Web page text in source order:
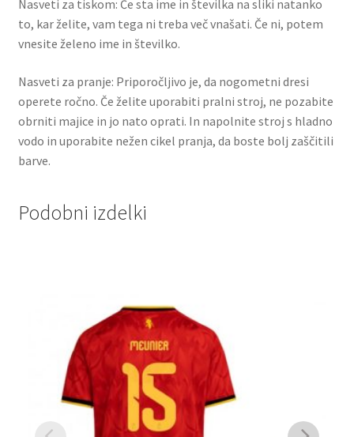
Nasveti za tiskom: Če sta ime in številka na sliki natanko
to, kar želite, vam tega ni treba več vnašati. Če ni, potem
vnesite želeno ime in številko.
Nasveti za pranje: Priporočljivo je, da nogometni dresi
operete ročno. Če želite uporabiti pralni stroj, ne pozabite
obrniti majice in jo nato oprati. In napolnite stroj s hladno
vodo in uporabite nežen cikel pranja, da boste bolj zaščitili
barve.
Podobni izdelki